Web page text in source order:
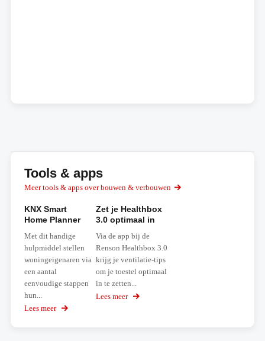
Tools & apps
Meer tools & apps over bouwen & verbouwen
KNX Smart
Home Planner
Met dit handige
hulpmiddel stellen
woningeigenaren via
een aantal
eenvoudige stappen
hun...
Lees meer over
Zet je Healthbox
3.0 optimaal in
Via de app bij de
Renson Healthbox 3.0
krijg je ventilatie-tips
om je toestel optimaal
in te zetten...
Lees meer over